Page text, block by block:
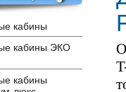
кабины
кабины ЭКО
кабины